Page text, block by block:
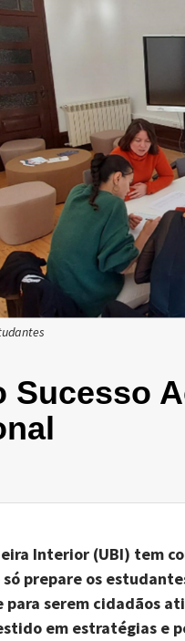
Sucesso
Interior (UBI) tem
prepare os
serem cidadãos
em estratégias e